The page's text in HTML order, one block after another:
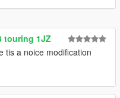
touring 1JZ
tis a noice modification